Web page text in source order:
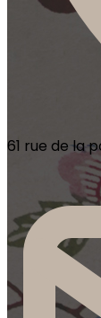
61 rue de la